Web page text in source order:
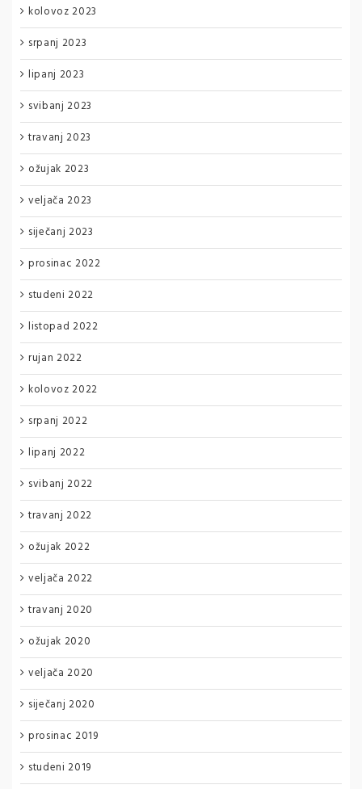
kolovoz 2023
srpanj 2023
lipanj 2023
svibanj 2023
travanj 2023
ožujak 2023
veljača 2023
siječanj 2023
prosinac 2022
studeni 2022
listopad 2022
rujan 2022
kolovoz 2022
srpanj 2022
lipanj 2022
svibanj 2022
travanj 2022
ožujak 2022
veljača 2022
travanj 2020
ožujak 2020
veljača 2020
siječanj 2020
prosinac 2019
studeni 2019